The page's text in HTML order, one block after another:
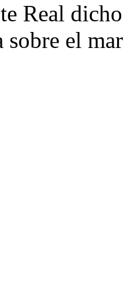
Real
sobre el